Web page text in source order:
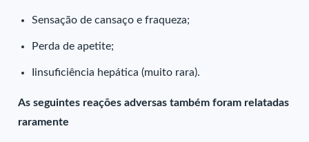
Sensação de cansaço e fraqueza;
Perda de apetite;
Iinsuficiência hepática (muito rara).
As seguintes reações adversas também foram relatadas
raramente